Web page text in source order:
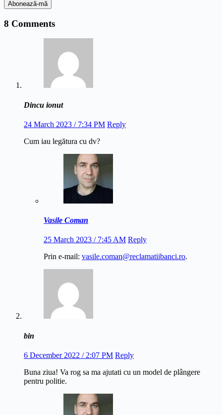
8 Comments
Dincu ionut
24 March 2023 / 7:34 PM Reply
Cum iau legătura cu dv?
Vasile Coman
25 March 2023 / 7:45 AM Reply
Prin e-mail: vasile.coman@reclamatiibanci.ro.
bin
6 December 2022 / 2:07 PM Reply
Buna ziua! Va rog sa ma ajutati cu un model de plângere
pentru politie.